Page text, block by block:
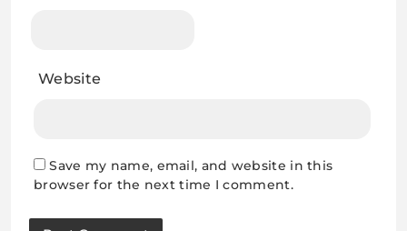
Website
Save my name, email, and website in this
browser for the next time I comment.